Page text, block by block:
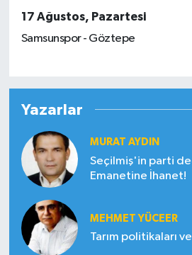
17 Ağustos, Pazartesi
Samsunspor - Göztepe
Yazarlar
MURAT AYDIN
Seçilmiş'in parti
Emanetine İhanet!
MEHMET YÜCEER
Tarım politikaları